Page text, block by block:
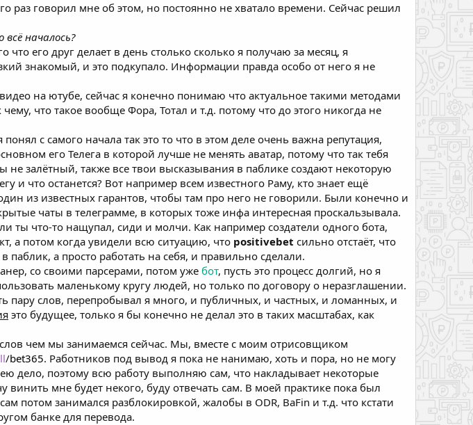
раз говорил мне об этом, но постоянно не хватало времени. Сейчас решил
всё началось?
что его друг делает в день столько сколько я получаю за месяц, я
знакомый, и это подкупало. Информации правда особо от него я не
на ютубе, сейчас я конечно понимаю что актуальное такими методами
что такое вообще Фора, Тотал и т.д. потому что до этого никогда не
с самого начала так это то что в этом деле очень важна репутация,
его Телега в которой лучше не менять аватар, потому что так тебя
не залётный, также все твои высказывания в паблике создают некоторую
и что останется? Вот например всем известного Раму, кто знает ещё
из известных гарантов, чтобы там про него не говорили. Были конечно и
чаты в телеграмме, в которых тоже инфа интересная проскальзывала.
ты что-то нащупал, сиди и молчи. Как например создатели одного бота,
а потом когда увидели всю ситуацию, что positivebet сильно отстаёт, что
а просто работать на себя, и правильно сделали.
со своими парсерами, потом уже бот, пусть это процесс долгий, но я
маленькому кругу людей, но только по договору о неразглашении.
пару слов, перепробывал я много, и публичных, и частных, и ломанных, и
это будущее, только я бы конечно не делал это в таких масштабах, как
чем мы занимаемся сейчас. Мы, вместе с моим отрисовщиком
/bet365. Работников под вывод я пока не нанимаю, хоть и пора, но не могу
дело, поэтому всю работу выполняю сам, что накладывает некоторые
винить мне будет некого, буду отвечать сам. В моей практике пока был
потом занимался разблокировкой, жалобы в ODR, BaFin и т.д. что кстати
банке для перевода.